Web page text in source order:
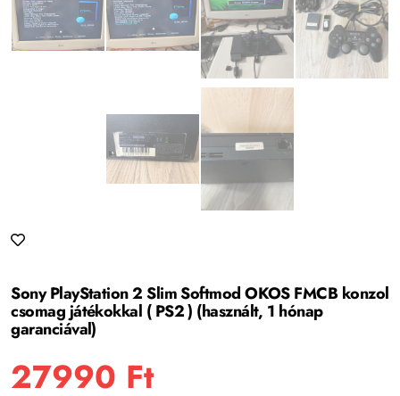
Sony PlayStation 2 Slim Softmod OKOS FMCB konzol
csomag játékokkal ( PS2 ) (használt, 1 hónap
garanciával)
27990 Ft